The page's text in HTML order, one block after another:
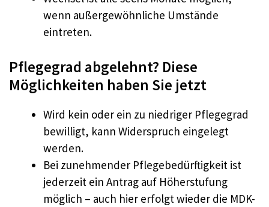
wenn außergewöhnliche Umstände
eintreten.
Pflegegrad abgelehnt? Diese
Möglichkeiten haben Sie jetzt
Wird kein oder ein zu niedriger Pflegegrad
bewilligt, kann Widerspruch eingelegt
werden.
Bei zunehmender Pflegebedürftigkeit ist
jederzeit ein Antrag auf Höherstufung
möglich – auch hier erfolgt wieder die MDK-